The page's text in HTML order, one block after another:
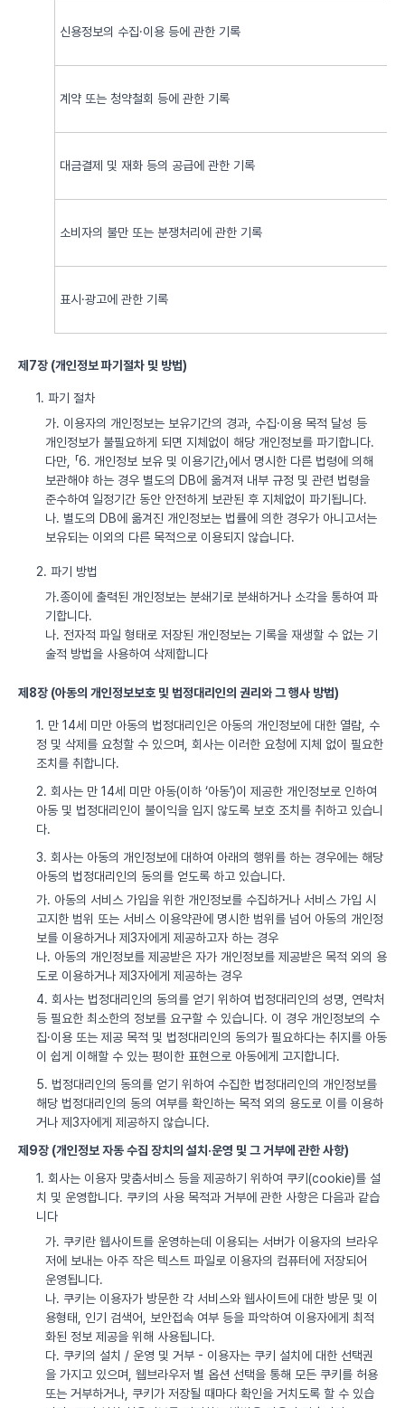
신용정보의 수집·이용 등에 관한 기록
계약 또는 청약철회 등에 관한 기록
대금결제 및 재화 등의 공급에 관한 기록
소비자의 불만 또는 분쟁처리에 관한 기록
표시·광고에 관한 기록
제7장 (개인정보 파기절차 및 방법)
1. 파기 절차
가. 이용자의 개인정보는 보유기간의 경과, 수집·이용 목적 달성 등
개인정보가 불필요하게 되면 지체없이 해당 개인정보를 파기합니다.
다만, 「6. 개인정보 보유 및 이용기간」에서 명시한 다른 법령에 의해
보관해야 하는 경우 별도의 DB에 옮겨져 내부 규정 및 관련 법령을
준수하여 일정기간 동안 안전하게 보관된 후 지체없이 파기됩니다.
나. 별도의 DB에 옮겨진 개인정보는 법률에 의한 경우가 아니고서는
보유되는 이외의 다른 목적으로 이용되지 않습니다.
2. 파기 방법
가.종이에 출력된 개인정보는 분쇄기로 분쇄하거나 소각을 통하여 파
기합니다.
나. 전자적 파일 형태로 저장된 개인정보는 기록을 재생할 수 없는 기
술적 방법을 사용하여 삭제합니다
제8장 (아동의 개인정보보호 및 법정대리인의 권리와 그 행사 방법)
1. 만 14세 미만 아동의 법정대리인은 아동의 개인정보에 대한 열람, 수
정 및 삭제를 요청할 수 있으며, 회사는 이러한 요청에 지체 없이 필요한
조치를 취합니다.
2. 회사는 만 14세 미만 아동(이하 ‘아동’)이 제공한 개인정보로 인하여
아동 및 법정대리인이 불이익을 입지 않도록 보호 조치를 취하고 있습니
다.
3. 회사는 아동의 개인정보에 대하여 아래의 행위를 하는 경우에는 해당
아동의 법정대리인의 동의를 얻도록 하고 있습니다.
가. 아동의 서비스 가입을 위한 개인정보를 수집하거나 서비스 가입 시
고지한 범위 또는 서비스 이용약관에 명시한 범위를 넘어 아동의 개인정
보를 이용하거나 제3자에게 제공하고자 하는 경우
나. 아동의 개인정보를 제공받은 자가 개인정보를 제공받은 목적 외의 용
도로 이용하거나 제3자에게 제공하는 경우
4. 회사는 법정대리인의 동의를 얻기 위하여 법정대리인의 성명, 연락처
등 필요한 최소한의 정보를 요구할 수 있습니다. 이 경우 개인정보의 수
집·이용 또는 제공 목적 및 법정대리인의 동의가 필요하다는 취지를 아동
이 쉽게 이해할 수 있는 평이한 표현으로 아동에게 고지합니다.
5. 법정대리인의 동의를 얻기 위하여 수집한 법정대리인의 개인정보를
해당 법정대리인의 동의 여부를 확인하는 목적 외의 용도로 이를 이용하
거나 제3자에게 제공하지 않습니다.
제9장 (개인정보 자동 수집 장치의 설치·운영 및 그 거부에 관한 사항)
1. 회사는 이용자 맞춤서비스 등을 제공하기 위하여 쿠키(cookie)를 설
치 및 운영합니다. 쿠키의 사용 목적과 거부에 관한 사항은 다음과 같습
니다
가. 쿠키란 웹사이트를 운영하는데 이용되는 서버가 이용자의 브라우
저에 보내는 아주 작은 텍스트 파일로 이용자의 컴퓨터에 저장되어
운영됩니다.
나. 쿠키는 이용자가 방문한 각 서비스와 웹사이트에 대한 방문 및 이
용형태, 인기 검색어, 보안접속 여부 등을 파악하여 이용자에게 최적
화된 정보 제공을 위해 사용됩니다.
다. 쿠키의 설치 / 운영 및 거부 - 이용자는 쿠키 설치에 대한 선택권
을 가지고 있으며, 웹브라우저 별 옵션 선택을 통해 모든 쿠키를 허용
또는 거부하거나, 쿠키가 저장될 때마다 확인을 거치도록 할 수 있습